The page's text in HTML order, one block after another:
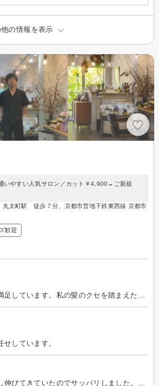
他の情報を表示
いやすい人気サロン／カット￥4,900→ご新規
太町駅 徒歩７分、京都市営地下鉄東西線 京都市
歓迎
しています。